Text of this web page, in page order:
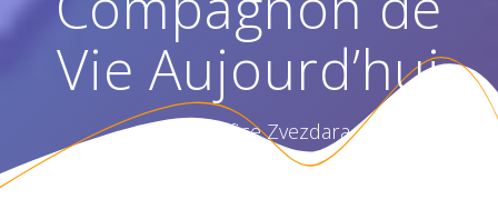
Vie Aujourd’hui
Vrtić Žirafice Zvezdara